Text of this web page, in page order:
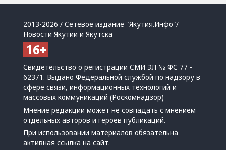
2013-2026 / Сетевое издание "Якутия.Инфо"/
Новости Якутии и Якутска
Свидетельство о регистрации СМИ ЭЛ № ФС 77 -
62371. Выдано Федеральной службой по надзору в
сфере связи, информационных технологий и
массовых коммуникаций (Роскомнадзор)
Мнение редакции может не совпадать с мнением
отдельных авторов и героев публикаций.
При использовании материалов обязательна
активная ссылка на сайт.